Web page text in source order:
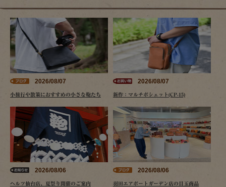
2026/08/07
小旅行や散策におすすめの小さな鞄たち
2026/08/07
新作：マルチポシェット(CP-15)
2026/08/06
ヘルツ仙台店、夏祭り開催のご案内
2026/08/06
羽田エアポートガーデン店の目玉商品